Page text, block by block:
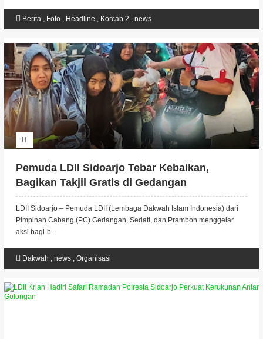
Berita , Foto , Headline , Korcab 2 , news
Pemuda LDII Sidoarjo Tebar Kebaikan,
Bagikan Takjil Gratis di Gedangan
LDII Sidoarjo – Pemuda LDII (Lembaga Dakwah Islam Indonesia) dari
Pimpinan Cabang (PC) Gedangan, Sedati, dan Prambon menggelar
aksi bagi-b...
Dakwah , news , Organisasi